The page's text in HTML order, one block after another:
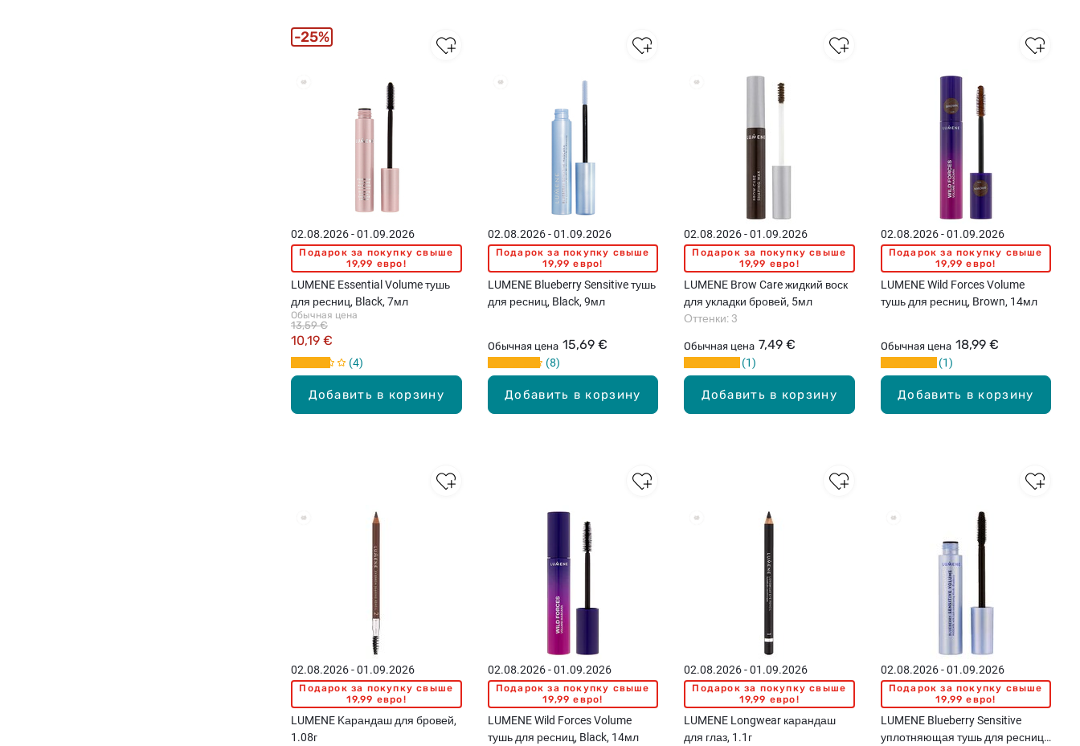
Добавить в корзину
02.08.2026 - 01.09.2026
Подарок за покупку свыше
19,99 евро!
LUMENE Essential Volume тушь
для ресниц, Black, 7мл
Обычная цена
10,19 €
13,59 €
4
25%
Добавить в корзину
02.08.2026 - 01.09.2026
Подарок за покупку свыше
19,99 евро!
LUMENE Blueberry Sensitive тушь
для ресниц, Black, 9мл
Обычная цена 15,69 €
8
Добавить в корзину
02.08.2026 - 01.09.2026
Подарок за покупку свыше
19,99 евро!
LUMENE Brow Care жидкий воск
для укладки бровей, 5мл
Обычная цена 7,49 €
Оттенки: 3
1
Добавить в корзину
02.08.2026 - 01.09.2026
Подарок за покупку свыше
19,99 евро!
LUMENE Wild Forces Volume
тушь для ресниц, Brown, 14мл
Обычная цена 18,99 €
1
02.08.2026 - 01.09.2026
Подарок за покупку свыше
19,99 евро!
LUMENE Kарандаш для бровей,
1.08г
02.08.2026 - 01.09.2026
Подарок за покупку свыше
19,99 евро!
LUMENE Wild Forces Volume
тушь для ресниц, Black, 14мл
02.08.2026 - 01.09.2026
Подарок за покупку свыше
19,99 евро!
LUMENE Longwear карандаш
для глаз, 1.1г
02.08.2026 - 01.09.2026
Подарок за покупку свыше
19,99 евро!
LUMENE Blueberry Sensitive
уплотняющая тушь для ресниц,